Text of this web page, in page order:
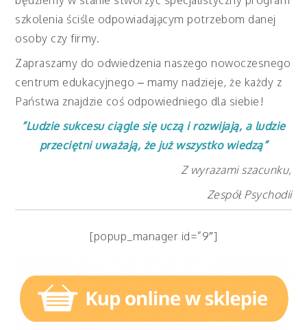
szkolenia ściśle odpowiadającym potrzebom danej
osoby czy firmy.
Zapraszamy do odwiedzenia naszego nowoczesnego
centrum edukacyjnego – mamy nadzieje, że każdy z
Państwa znajdzie coś odpowiedniego dla siebie!
“Ludzie sukcesu ciągle się uczą i rozwijają, a ludzie
przeciętni uważają, że już wszystko wiedzą”
Z wyrazami szacunku,
Zespół Psychodii
[popup_manager id=”9″]